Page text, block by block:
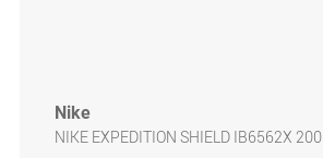
Nike
NIKE EXPEDITION SHIELD IB6562X 200